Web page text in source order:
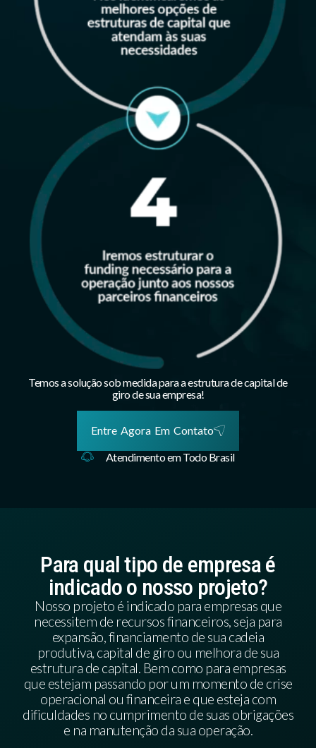
Temos a solução sob medida para a estrutura de capital de
giro de sua empresa!
Entre Agora Em Contato
Atendimento em Todo Brasil
Para qual tipo de empresa é
indicado o nosso projeto?
Nosso projeto é indicado para empresas que
necessitem de recursos financeiros, seja para
expansão, financiamento de sua cadeia
produtiva, capital de giro ou melhora de sua
estrutura de capital. Bem como para empresas
que estejam passando por um momento de crise
operacional ou financeira e que esteja com
dificuldades no cumprimento de suas obrigações
e na manutenção da sua operação.